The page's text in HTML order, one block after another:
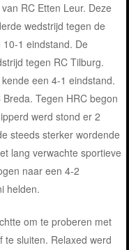
RC Etten Leur. Deze
wedstrijd tegen de
1 eindstand. De
tegen RC Tilburg.
een 4-1 eindstand.
Tegen HRC begon
werd stond er 2
steeds sterker wordende
lang verwachte sportieve
naar een 4-2
helden.
om te proberen met
te sluiten. Relaxed werd